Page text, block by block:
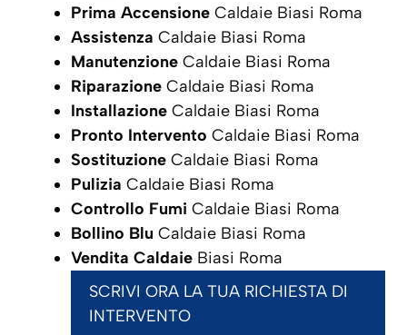
Prima Accensione Caldaie Biasi Roma
Assistenza Caldaie Biasi Roma
Manutenzione Caldaie Biasi Roma
Riparazione Caldaie Biasi Roma
Installazione Caldaie Biasi Roma
Pronto Intervento Caldaie Biasi Roma
Sostituzione Caldaie Biasi Roma
Pulizia Caldaie Biasi Roma
Controllo Fumi Caldaie Biasi Roma
Bollino Blu Caldaie Biasi Roma
Vendita Caldaie Biasi Roma
SCRIVI ORA LA TUA RICHIESTA DI
INTERVENTO